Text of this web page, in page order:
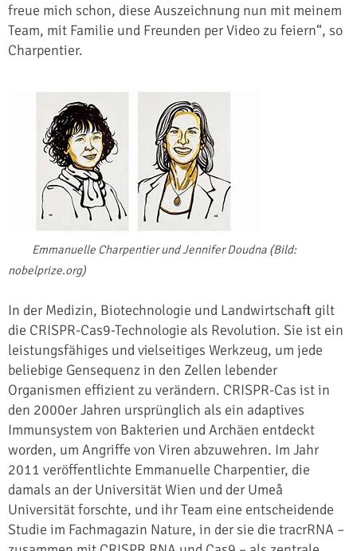
freue mich schon, diese Auszeichnung nun mit meinem
Team, mit Familie und Freunden per Video zu feiern“, so
Charpentier.
Emmanuelle Charpentier und Jennifer Doudna (Bild:
nobelprize.org)
In der Medizin, Biotechnologie und Landwirtschaft gilt
die CRISPR-Cas9-Technologie als Revolution. Sie ist ein
leistungsfähiges und vielseitiges Werkzeug, um jede
beliebige Gensequenz in den Zellen lebender
Organismen effizient zu verändern. CRISPR-Cas ist in
den 2000er Jahren ursprünglich als ein adaptives
Immunsystem von Bakterien und Archäen entdeckt
worden, um Angriffe von Viren abzuwehren. Im Jahr
2011 veröffentlichte Emmanuelle Charpentier, die
damals an der Universität Wien und der Umeå
Universität forschte, und ihr Team eine entscheidende
Studie im Fachmagazin Nature, in der sie die tracrRNA –